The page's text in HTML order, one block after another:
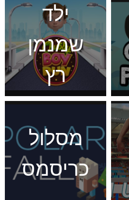
ילד
שמנמן
רץ
מסלול
כריסמס